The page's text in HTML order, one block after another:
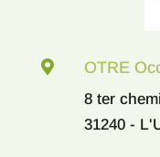
 OTRE
8 ter
31240 -